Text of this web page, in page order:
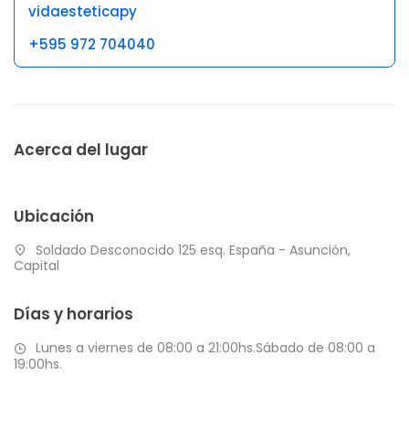
vidaesteticapy
+595 972 704040
Acerca del lugar
Ubicación
Soldado Desconocido 125 esq. España - Asunción,
Capital
Días y horarios
Lunes a viernes de 08:00 a 21:00hs.Sábado de 08:00 a
19:00hs.